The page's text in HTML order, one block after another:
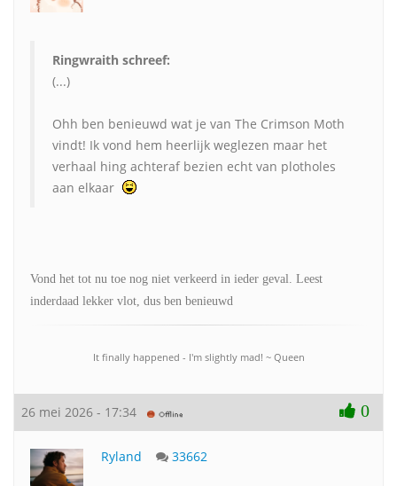
Ringwraith schreef:
(...)
Ohh ben benieuwd wat je van The Crimson Moth
vindt! Ik vond hem heerlijk weglezen maar het
verhaal hing achteraf bezien echt van plotholes
aan elkaar
Vond het tot nu toe nog niet verkeerd in ieder geval. Leest
inderdaad lekker vlot, dus ben benieuwd
It finally happened - I'm slightly mad! ~ Queen
26 mei 2026 - 17:34 0
Ryland 33662